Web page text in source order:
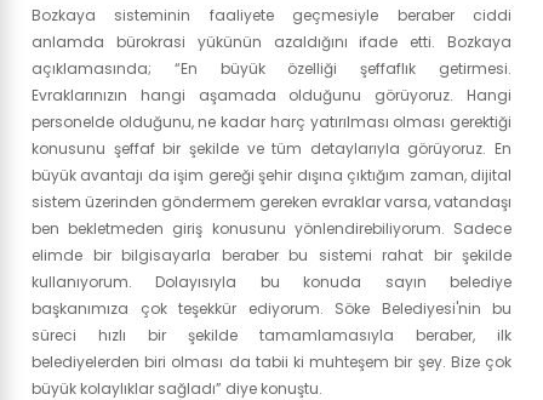
Bozkaya sisteminin faaliyete geçmesiyle beraber ciddi
anlamda bürokrasi yükünün azaldığını ifade etti. Bozkaya
açıklamasında; “En büyük özelliği şeffaflık getirmesi.
Evraklarınızın hangi aşamada olduğunu görüyoruz. Hangi
personelde olduğunu, ne kadar harç yatırılması olması gerektiği
konusunu şeffaf bir şekilde ve tüm detaylarıyla görüyoruz. En
büyük avantajı da işim gereği şehir dışına çıktığım zaman, dijital
sistem üzerinden göndermem gereken evraklar varsa, vatandaşı
ben bekletmeden giriş konusunu yönlendirebiliyorum. Sadece
elimde bir bilgisayarla beraber bu sistemi rahat bir şekilde
kullanıyorum. Dolayısıyla bu konuda sayın belediye
başkanımıza çok teşekkür ediyorum. Söke Belediyesi'nin bu
süreci hızlı bir şekilde tamamlamasıyla beraber, ilk
belediyelerden biri olması da tabii ki muhteşem bir şey. Bize çok
büyük kolaylıklar sağladı” diye konuştu.